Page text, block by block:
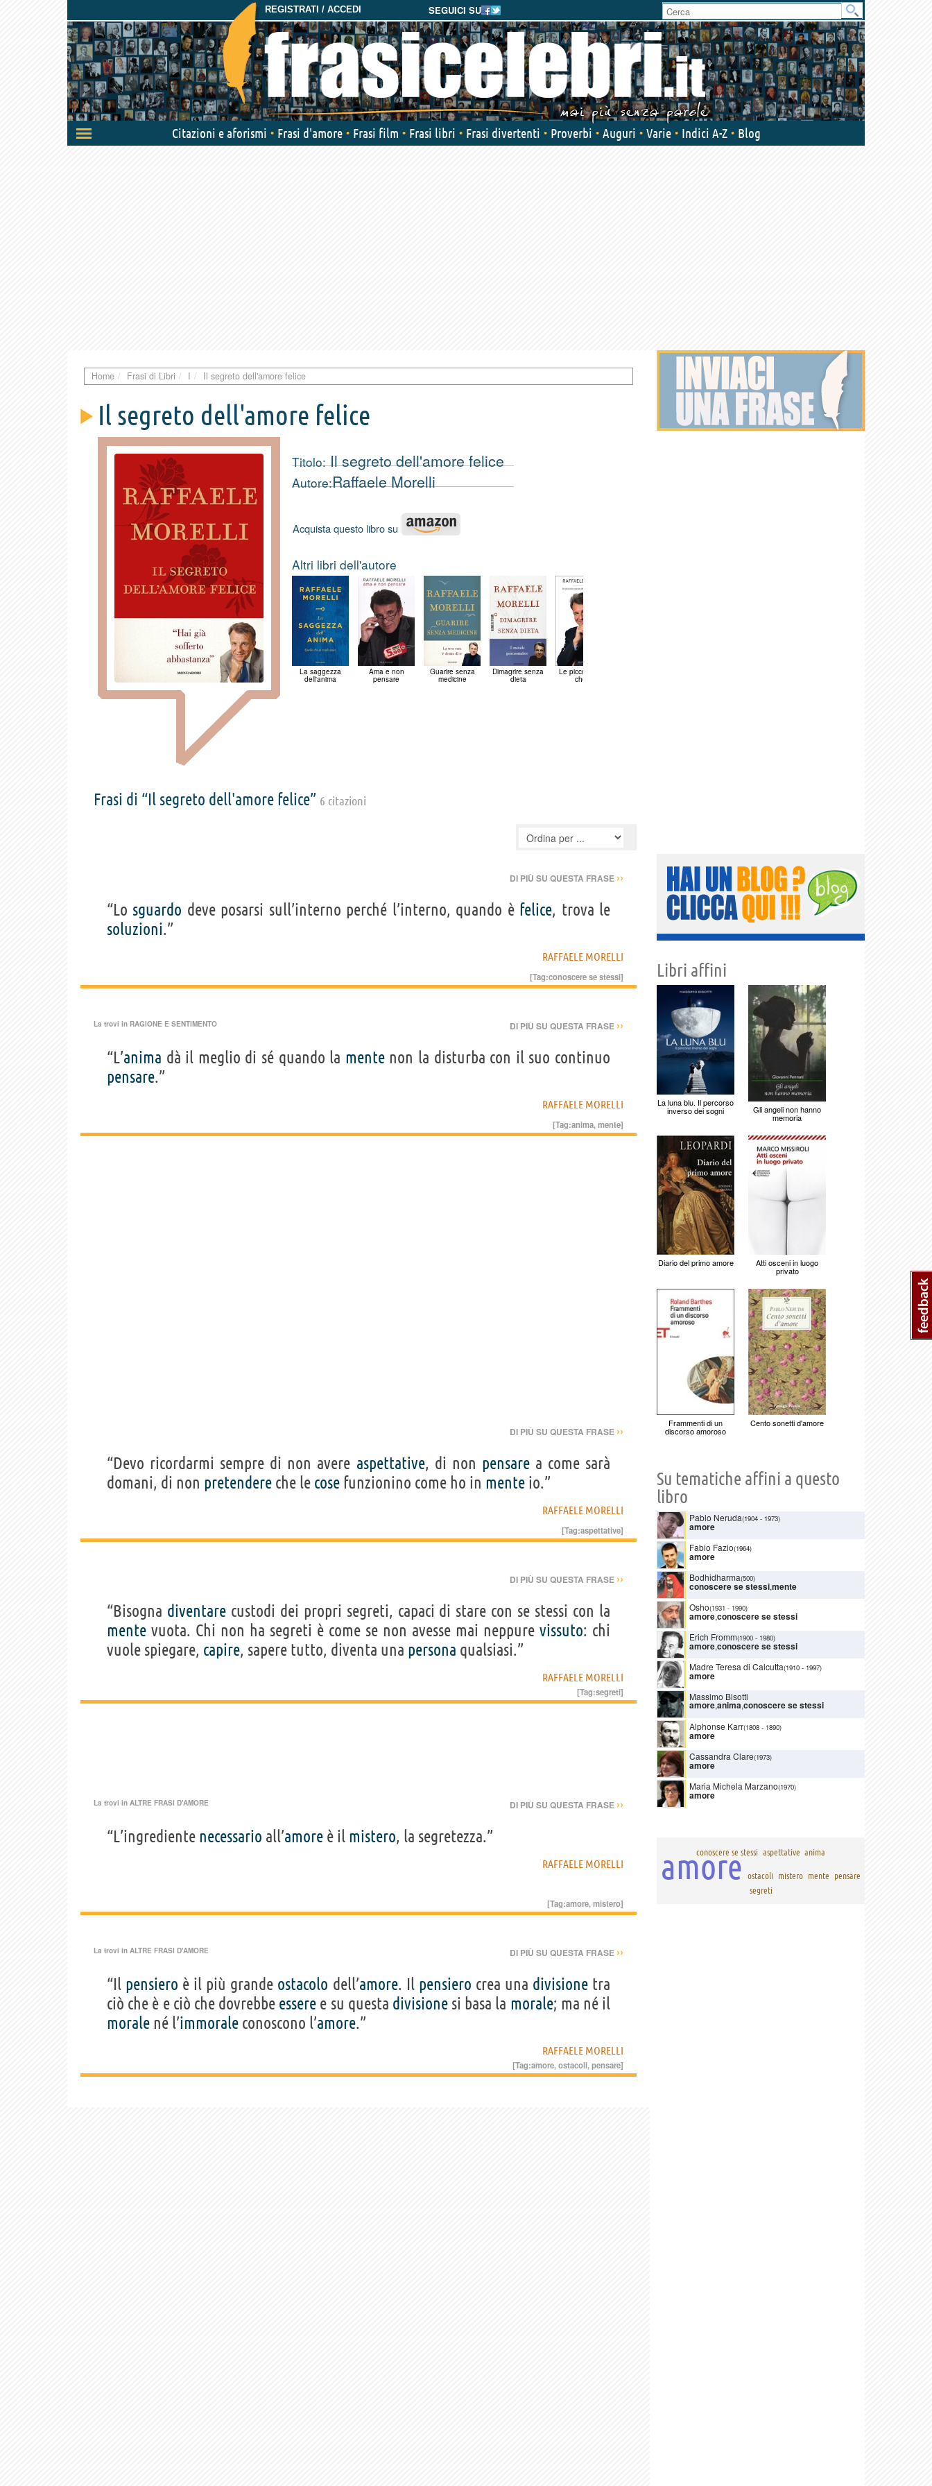
SEGUICI SU
REGISTRATI / ACCEDI
Attiva/disattiva
navigazione
User
area
Citazioni e aforismi Frasi d'amore Frasi film Frasi libri Frasi divertenti Proverbi Auguri Varie Indici A-Z Blog
Home Frasi di Libri I Il segreto dell'amore felice
Il segreto dell'amore felice
Titolo:Il segreto dell'amore felice
Autore:Raffaele Morelli
Acquista questo libro su
Altri libri dell'autore
La saggezza
dell'anima
Ama e non
pensare
Guarire senza
medicine
Dimagrire senza
dieta
Le piccole cose
che...
Frasi di “Il segreto dell'amore felice” 6 citazioni
DI PIÙ SU QUESTA FRASE ››
“Lo sguardo deve posarsi sull’interno perché l’interno, quando è felice, trova le
soluzioni.”
RAFFAELE MORELLI
[Tag:conoscere se stessi]
La trovi in RAGIONE E SENTIMENTO DI PIÙ SU QUESTA FRASE ››
“L’anima dà il meglio di sé quando la mentenon la disturba con il suo continuo
pensare.”
RAFFAELE MORELLI
[Tag:anima,mente]
DI PIÙ SU QUESTA FRASE ››
“Devo ricordarmi sempre di non avere aspettative, di non pensarea come sarà
domani, di non pretendere che le cose funzionino come ho in mente io.”
RAFFAELE MORELLI
[Tag:aspettative]
DI PIÙ SU QUESTA FRASE ››
“Bisogna diventarecustodi dei propri segreti, capaci di stare con se stessi con la
mente vuota. Chi non ha segreti è come se non avesse mai neppure vissuto: chi
vuole spiegare, capire, sapere tutto, diventa una persona qualsiasi.”
RAFFAELE MORELLI
[Tag:segreti]
La trovi in ALTRE FRASI D'AMORE DI PIÙ SU QUESTA FRASE ››
“L’ingrediente necessario all’amore è il mistero, la segretezza.”
RAFFAELE MORELLI
[Tag:amore,mistero]
La trovi in ALTRE FRASI D'AMORE DI PIÙ SU QUESTA FRASE ››
“Il pensiero è il più grande ostacolo dell’amore. Il pensiero crea una divisionetra
ciò che è e ciò che dovrebbe essere e su questa divisionesi basa la morale; ma né il
morale né l’immorale conoscono l’amore.”
RAFFAELE MORELLI
[Tag:amore,ostacoli,pensare]
Libri affini
La luna blu. Il percorso
inverso dei sogni Gli angeli non hanno
memoria
Diario del primo amore Atti osceni in luogo
privato
Frammenti di un
discorso amoroso
Cento sonetti d'amore
Su tematiche affini a questo
libro
Pablo Neruda(1904 - 1973)
amore
Fabio Fazio(1964)
amore
Bodhidharma(500)
conoscere se stessi,mente
Osho(1931 - 1990)
amore,conoscere se stessi
Erich Fromm(1900 - 1980)
amore,conoscere se stessi
Madre Teresa di Calcutta(1910 - 1997)
amore
Massimo Bisotti
amore,anima,conoscere se stessi
Alphonse Karr(1808 - 1890)
amore
Cassandra Clare(1973)
amore
Maria Michela Marzano(1970)
amore
conoscere se stessi aspettative anima
amore ostacoli mistero mente
pensare
segreti